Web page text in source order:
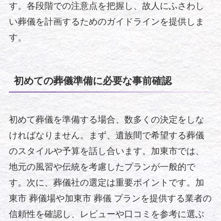
す。各段階での注意点を把握し、故人にふさわし
い葬儀を計画するためのガイドラインを提供しま
す。
初めての葬儀準備に必要な事前確認
初めて葬儀を準備する場合、数多くの決定をしな
ければなりません。まず、遺族間で希望する葬儀
のスタイルや予算を話し合います。加東市では、
地元の風習や伝統を考慮したプランが一般的で
す。次に、葬儀社の選定は重要ポイントです。加
東市 葬儀場や加東市 葬儀 プランを提供する業者の
信頼性を確認し、レビューや口コミを参考に選ぶ